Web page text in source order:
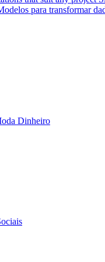
para transformar
Dinheiro